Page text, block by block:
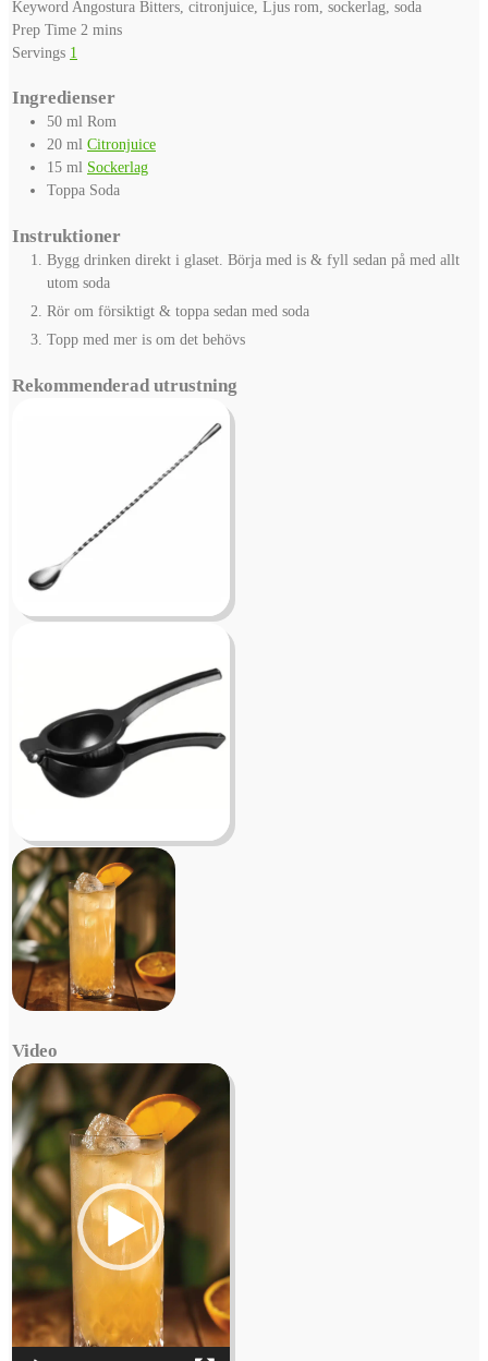
Keyword Angostura Bitters, citronjuice, Ljus rom, sockerlag, soda
Prep Time 2 minutes
mins
Servings 1
Ingredienser
50 ml Rom
20 ml Citronjuice
15 ml Sockerlag
Toppa Soda
Instruktioner
Bygg drinken direkt i glaset. Börja med is & fyll sedan på med allt
utom soda
Rör om försiktigt & toppa sedan med soda
Topp med mer is om det behövs
Rekommenderad utrustning
Video
Video
Player